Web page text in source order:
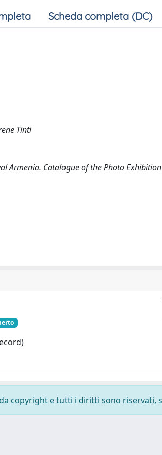
Scheda completa (DC)
Tinti
Armenia. Catalogue of the Photo Exhibition
copyright e tutti i diritti sono riservati,